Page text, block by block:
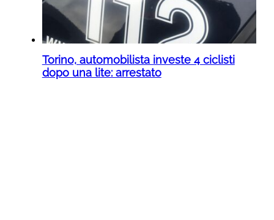
Torino, automobilista investe 4 ciclisti
dopo una lite: arrestato